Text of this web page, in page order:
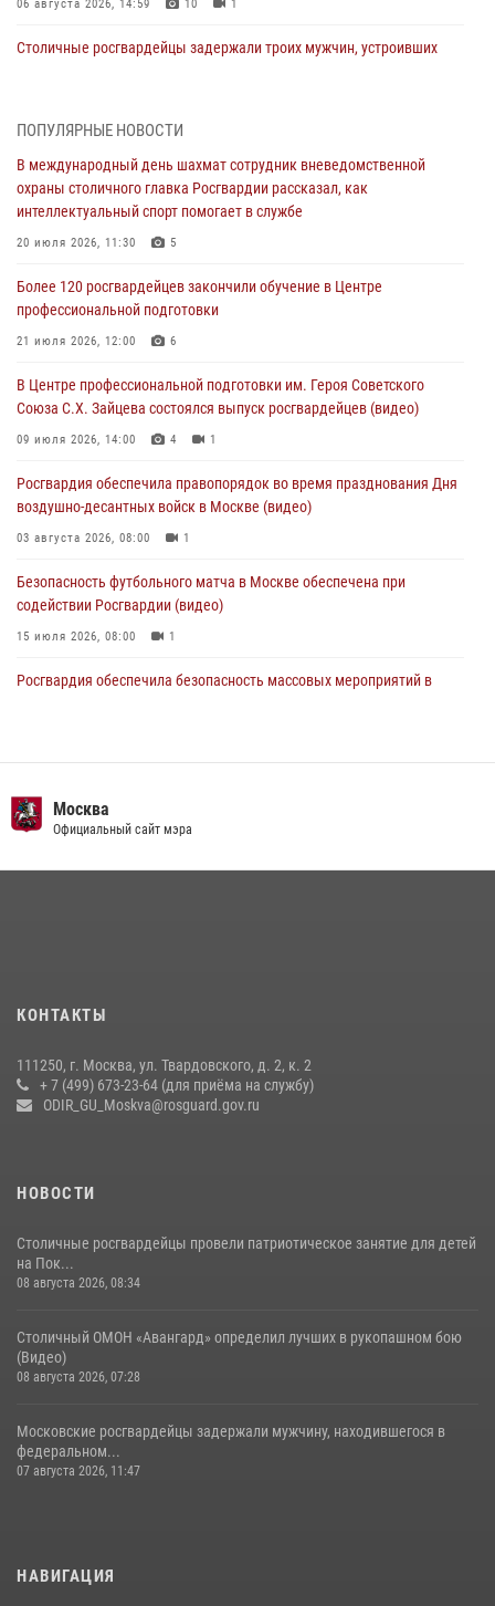
06 августа 2026, 14:59 10 1
Столичные росгвардейцы задержали троих мужчин, устроивших
матче в Москве обеспечила Росгвардия (видео)
06 августа 2026, 08:30
Столичные росгвардейцы задержали мужчину, устроившего дебош
05 августа 2026, 12:39
Московские росгвардейцы обеспечили безопасность проведения
05 августа 2026, 12:35
Делегация МВД Республики Беларусь ознакомилась с передовыми
04 августа 2026, 18:16 5
ПОПУЛЯРНЫЕ НОВОСТИ
В международный день шахмат сотрудник вневедомственной
охраны столичного главка Росгвардии рассказал, как
интеллектуальный спорт помогает в службе
20 июля 2026, 11:30 5
Более 120 росгвардейцев закончили обучение в Центре
профессиональной подготовки
21 июля 2026, 12:00 6
В Центре профессиональной подготовки им. Героя Советского
Союза С.Х. Зайцева состоялся выпуск росгвардейцев (видео)
09 июля 2026, 14:00 4 1
Росгвардия обеспечила правопорядок во время празднования Дня
воздушно-десантных войск в Москве (видео)
03 августа 2026, 08:00 1
Безопасность футбольного матча в Москве обеспечена при
содействии Росгвардии (видео)
15 июля 2026, 08:00 1
Росгвардия обеспечила безопасность массовых мероприятий в
чемпионат по самбо (виео)
15 июля 2026, 14:00 8
районе Китай-города (видео)
Охрану общественного порядка и безопасность на футбольном
Москва
Официальный сайт мэра
КОНТАКТЫ
111250, г. Москва, ул. Твардовского, д. 2, к. 2
+ 7 (499) 673-23-64 (для приёма на службу)
ODIR_GU_Moskva@rosguard.gov.ru
НОВОСТИ
Столичные росгвардейцы провели патриотическое занятие для детей
на Пок...
08 августа 2026, 08:34
Столичный ОМОН «Авангард» определил лучших в рукопашном бою
(Видео)
08 августа 2026, 07:28
Московские росгвардейцы задержали мужчину, находившегося в
федеральном...
07 августа 2026, 11:47
НАВИГАЦИЯ